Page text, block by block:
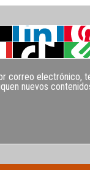
correo electrónico,
nuevos